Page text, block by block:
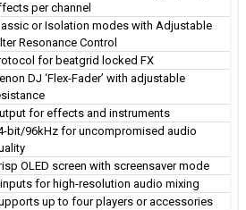
per channel
or Isolation modes with Adjustable
Resonance Control
for beatgrid locked FX
DJ ‘Flex-Fader’ with adjustable
for effects and instruments
bit/96kHz for uncompromised audio
OLED screen with screensaver mode
for high-resolution audio mixing
up to four players or accessories